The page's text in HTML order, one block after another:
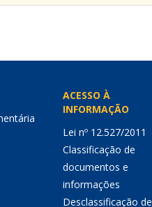
ACESSO À
INFORMAÇÃO
Lei nº 12.527/2011
Classificação de
documentos e
informações
Desclassificação de